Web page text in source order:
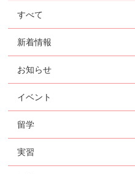
すべて
新着情報
お知らせ
イベント
留学
実習